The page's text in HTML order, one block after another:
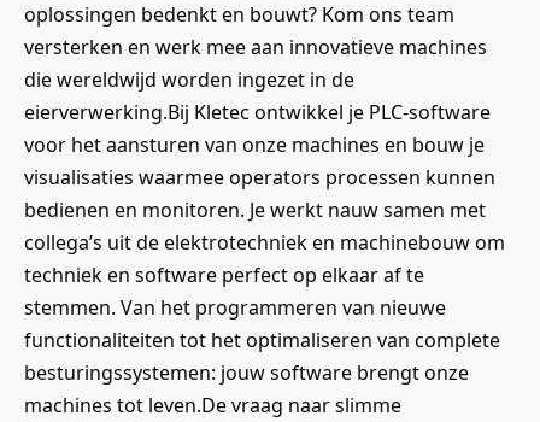
oplossingen bedenkt en bouwt? Kom ons team
versterken en werk mee aan innovatieve machines
die wereldwijd worden ingezet in de
eierverwerking.Bij Kletec ontwikkel je PLC-software
voor het aansturen van onze machines en bouw je
visualisaties waarmee operators processen kunnen
bedienen en monitoren. Je werkt nauw samen met
collega’s uit de elektrotechniek en machinebouw om
techniek en software perfect op elkaar af te
stemmen. Van het programmeren van nieuwe
functionaliteiten tot het optimaliseren van complete
besturingssystemen: jouw software brengt onze
machines tot leven.De vraag naar slimme